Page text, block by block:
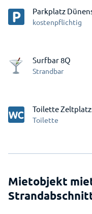
Parkplatz
kostenpflichtig
Surfbar 8Q
Strandbar
Toilette
Toilette
Mietobjekt